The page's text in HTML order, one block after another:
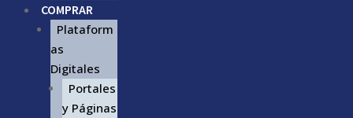
COMPRAR
Plataform
as
Digitales
Portales
y Páginas